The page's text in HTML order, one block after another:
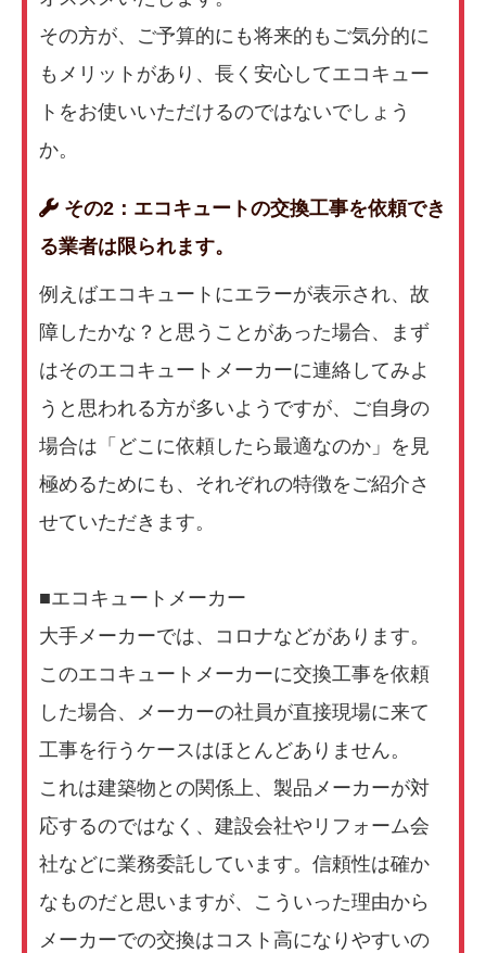
その方が、ご予算的にも将来的もご気分的に
もメリットがあり、長く安心してエコキュー
トをお使いいただけるのではないでしょう
か。
その2：エコキュートの交換工事を依頼でき
る業者は限られます。
例えばエコキュートにエラーが表示され、故
障したかな？と思うことがあった場合、まず
はそのエコキュートメーカーに連絡してみよ
うと思われる方が多いようですが、ご自身の
場合は「どこに依頼したら最適なのか」を見
極めるためにも、それぞれの特徴をご紹介さ
せていただきます。
■エコキュートメーカー
大手メーカーでは、コロナなどがあります。
このエコキュートメーカーに交換工事を依頼
した場合、メーカーの社員が直接現場に来て
工事を行うケースはほとんどありません。
これは建築物との関係上、製品メーカーが対
応するのではなく、建設会社やリフォーム会
社などに業務委託しています。信頼性は確か
なものだと思いますが、こういった理由から
メーカーでの交換はコスト高になりやすいの